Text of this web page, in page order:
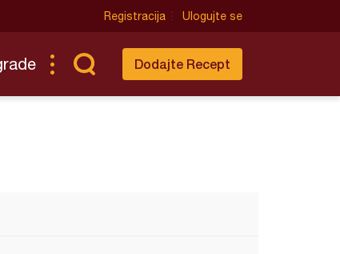
Registracija Ulogujte se
Dodajte Recept